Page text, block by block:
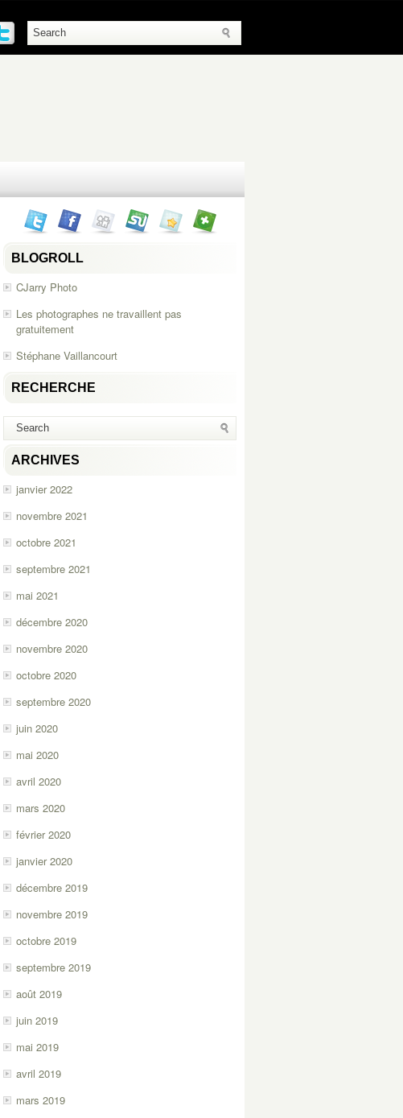
BLOGROLL
CJarry Photo
Les photographes ne travaillent pas
gratuitement
Stéphane Vaillancourt
RECHERCHE
ARCHIVES
janvier 2022
novembre 2021
octobre 2021
septembre 2021
mai 2021
décembre 2020
novembre 2020
octobre 2020
septembre 2020
juin 2020
mai 2020
avril 2020
mars 2020
février 2020
janvier 2020
décembre 2019
novembre 2019
octobre 2019
septembre 2019
août 2019
juin 2019
mai 2019
avril 2019
mars 2019